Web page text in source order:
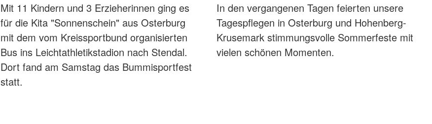
Mit 11 Kindern und 3 Erzieherinnen ging es
für die Kita "Sonnenschein" aus Osterburg
mit dem vom Kreissportbund organisierten
Bus ins Leichtathletikstadion nach Stendal.
Dort fand am Samstag das Bummisportfest
statt.
In den vergangenen Tagen feierten unsere
Tagespflegen in Osterburg und Hohenberg-
Krusemark stimmungsvolle Sommerfeste mit
vielen schönen Momenten.